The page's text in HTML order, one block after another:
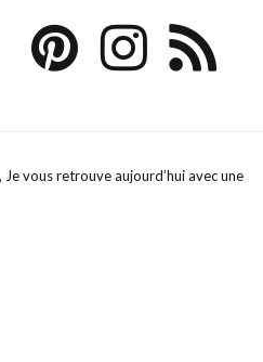
Je vous retrouve aujourd’hui avec une